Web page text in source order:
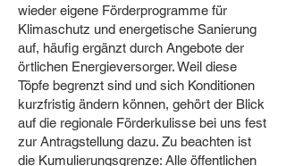
wieder eigene Förderprogramme für
Klimaschutz und energetische Sanierung
auf, häufig ergänzt durch Angebote der
örtlichen Energieversorger. Weil diese
Töpfe begrenzt sind und sich Konditionen
kurzfristig ändern können, gehört der Blick
auf die regionale Förderkulisse bei uns fest
zur Antragstellung dazu. Zu beachten ist
die Kumulierungsgrenze: Alle öffentlichen